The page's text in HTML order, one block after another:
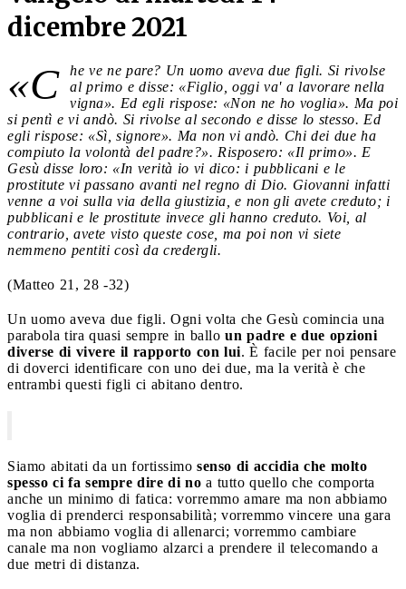
dicembre 2021
«C
he ve ne pare? Un uomo aveva due figli. Si rivolse
al primo e disse: «Figlio, oggi va' a lavorare nella
vigna». Ed egli rispose: «Non ne ho voglia». Ma poi
si pentì e vi andò. Si rivolse al secondo e disse lo stesso. Ed
egli rispose: «Sì, signore». Ma non vi andò. Chi dei due ha
compiuto la volontà del padre?». Risposero: «Il primo». E
Gesù disse loro: «In verità io vi dico: i pubblicani e le
prostitute vi passano avanti nel regno di Dio. Giovanni infatti
venne a voi sulla via della giustizia, e non gli avete creduto; i
pubblicani e le prostitute invece gli hanno creduto. Voi, al
contrario, avete visto queste cose, ma poi non vi siete
nemmeno pentiti così da credergli.
(Matteo 21, 28 -32)
Un uomo aveva due figli. Ogni volta che Gesù comincia una
parabola tira quasi sempre in ballo un padre e due opzioni
diverse di vivere il rapporto con lui. È facile per noi pensare
di doverci identificare con uno dei due, ma la verità è che
entrambi questi figli ci abitano dentro.
Siamo abitati da un fortissimo senso di accidia che molto
spesso ci fa sempre dire di no a tutto quello che comporta
anche un minimo di fatica: vorremmo amare ma non abbiamo
voglia di prenderci responsabilità; vorremmo vincere una gara
ma non abbiamo voglia di allenarci; vorremmo cambiare
canale ma non vogliamo alzarci a prendere il telecomando a
due metri di distanza.